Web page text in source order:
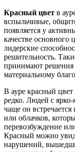
Красный цвет в
вспыльчивые,
появляется у
качестве основного
лидерские
решительность.
принимают решения
материальному
В ауре красный цвет
редко. Людей с
чаще он
или облачков,
перевозбуждение
Красный можно
нарушений,